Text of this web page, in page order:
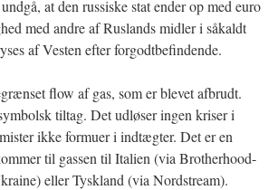
at den russiske stat ender op med euro
med andre af Ruslands midler i såkaldt
af Vesten efter forgodtbefindende.
flow af gas, som er blevet afbrudt.
tiltag. Det udløser ingen kriser i
ikke formuer i indtægter. Det er en
til gassen til Italien (via Brotherhood-
eller Tyskland (via Nordstream).